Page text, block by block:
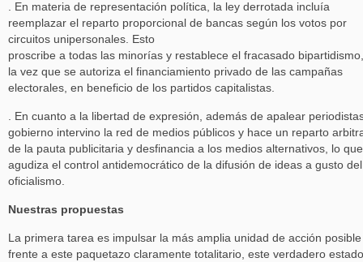
. En materia de representación política, la ley derrotada incluía
reemplazar el reparto proporcional de bancas según los votos por
circuitos unipersonales. Esto
proscribe a todas las minorías y restablece el fracasado
la vez que se autoriza el financiamiento privado de las campañas
electorales, en beneficio de los partidos capitalistas.
. En cuanto a la libertad de expresión, además de apalear
gobierno intervino la red de medios públicos y hace un reparto
de la pauta publicitaria y desfinancia a los medios alternativos, lo que
agudiza el control antidemocrático de la difusión de ideas a gusto del
oficialismo.
Nuestras propuestas
La primera tarea es impulsar la más amplia unidad de acción posible
frente a este paquetazo claramente totalitario, este verdadero